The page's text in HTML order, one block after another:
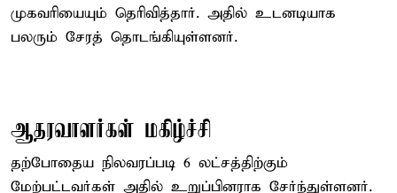
முகவரியையும் தெரிவித்தார். அதில் உடனடியாக
பலரும் சேரத் தொடங்கியுள்ளனர்.
ஆதரவாளர்கள் மகிழ்ச்சி
தற்போதைய நிலவரப்படி 6 லட்சத்திற்கும்
மேற்பட்டவர்கள் அதில் உறுப்பினராக சேர்ந்துள்ளனர்.